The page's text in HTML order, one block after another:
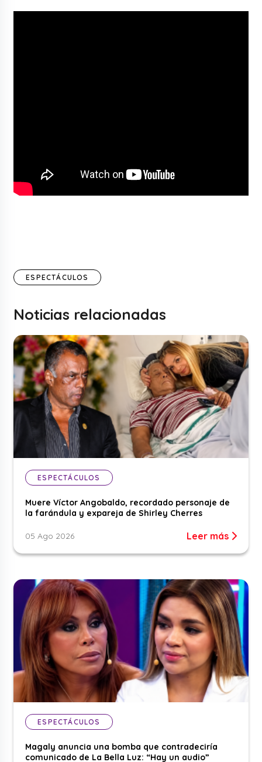
ESPECTÁCULOS
Noticias relacionadas
ESPECTÁCULOS
Muere Víctor Angobaldo, recordado personaje de
la farándula y expareja de Shirley Cherres
05 Ago 2026 Leer más
ESPECTÁCULOS
Magaly anuncia una bomba que contradeciría
comunicado de La Bella Luz: “Hay un audio”